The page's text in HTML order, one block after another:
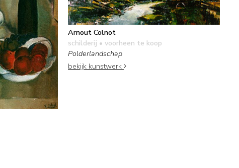
Arnout Colnot
schilderij • voorheen te koop
Polderlandschap
bekijk kunstwerk